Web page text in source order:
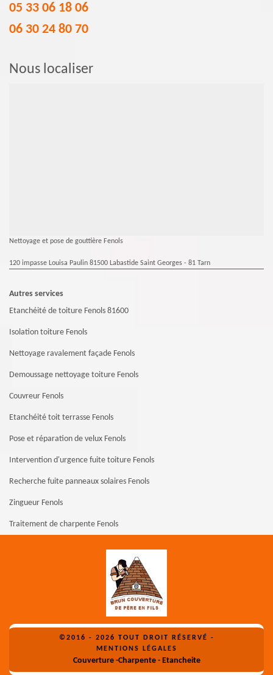
05 33 06 18 06
06 30 24 80 70
Nous localiser
Nettoyage et pose de gouttière Fenols
120 impasse Louisa Paulin 81500 Labastide Saint Georges - 81 Tarn
Autres services
Etanchéité de toiture Fenols 81600
Isolation toiture Fenols
Nettoyage ravalement façade Fenols
Demoussage nettoyage toiture Fenols
Couvreur Fenols
Etanchéité toit terrasse Fenols
Pose et réparation de velux Fenols
Intervention d'urgence fuite toiture Fenols
Recherche fuite panneaux solaires Fenols
Zingueur Fenols
Traitement de charpente Fenols
©2016 - 2026 TOUT DROIT RÉSERVÉ -
MENTIONS LÉGALES
Couverture -Charpente - Etancheite